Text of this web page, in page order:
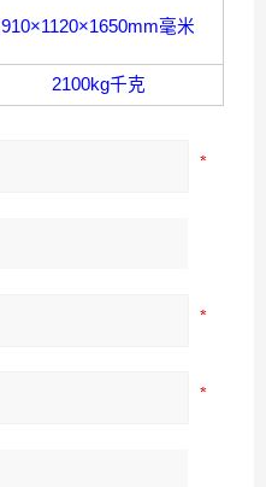
910×1120×1650mm毫米
2100kg千克